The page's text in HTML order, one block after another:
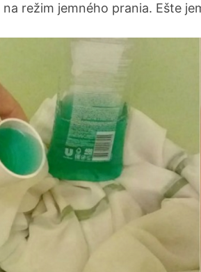
režim jemného prania. Ešte